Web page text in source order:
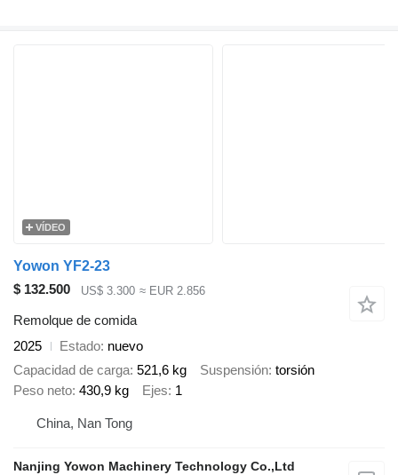
VÍDEO
Yowon YF2-23
$ 132.500
US$ 3.300 ≈ EUR 2.856
Remolque de comida
2025
Estado nuevo
Capacidad de carga 521,6 kg Suspensión torsión
Peso neto 430,9 kg Ejes 1
China, Nan Tong
Nanjing Yowon Machinery Technology Co.,Ltd